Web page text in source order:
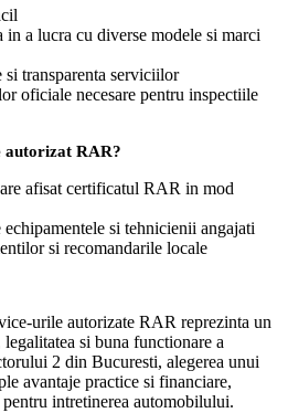
in a lucra cu diverse modele si marci
si transparenta serviciilor
oficiale necesare pentru inspectiile
autorizat RAR?
afisat certificatul RAR in mod
si tehnicienii angajati
si recomandarile locale
urile autorizate RAR reprezinta un
si buna functionare a
2 din Bucuresti, alegerea unui
avantaje practice si financiare,
intretinerea automobilului.